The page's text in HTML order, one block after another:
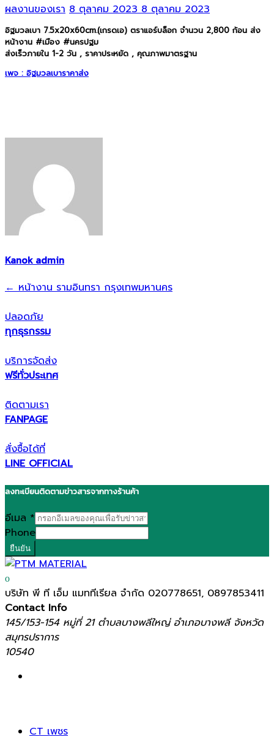
ผลงานของเรา 8 ตุลาคม 2023 8 ตุลาคม 2023
อิฐมวลเบา 7.5x20x60cm.(เกรดเอ) ตราแอร์บล็อก จำนวน 2,800 ก้อน ส่ง
หน้างาน #เมือง #นครปฐม
ส่งเร็วภายใน 1-2 วัน , ราคาประหยัด , คุณภาพมาตรฐาน
เพจ : อิฐมวลเบาราคาส่ง
Kanok admin
แนะแนว
เรื่อง
←หน้างาน รามอินทรา กรุงเทพมหานคร
ปลอดภัย
ทุกธุรกรรม
บริการจัดส่ง
ฟรีทั่วประเทศ
ติดตามเรา
FANPAGE
สั่งซื้อได้ที่
LINE OFFICIAL
ลงทะเบียนติดตามข่าวสารจากทางร้านค้า
อีเมล *
Phone
ยืนยัน
บริษัท พี ที เอ็ม แมททีเรียล จำกัด 020778651, 0897853411
Contact Info
145/153-154 หมู่ที่ 21 ตำบลบางพลีใหญ่ อำเภอบางพลี จังหวัด
สมุทรปราการ
10540
CT เพชร